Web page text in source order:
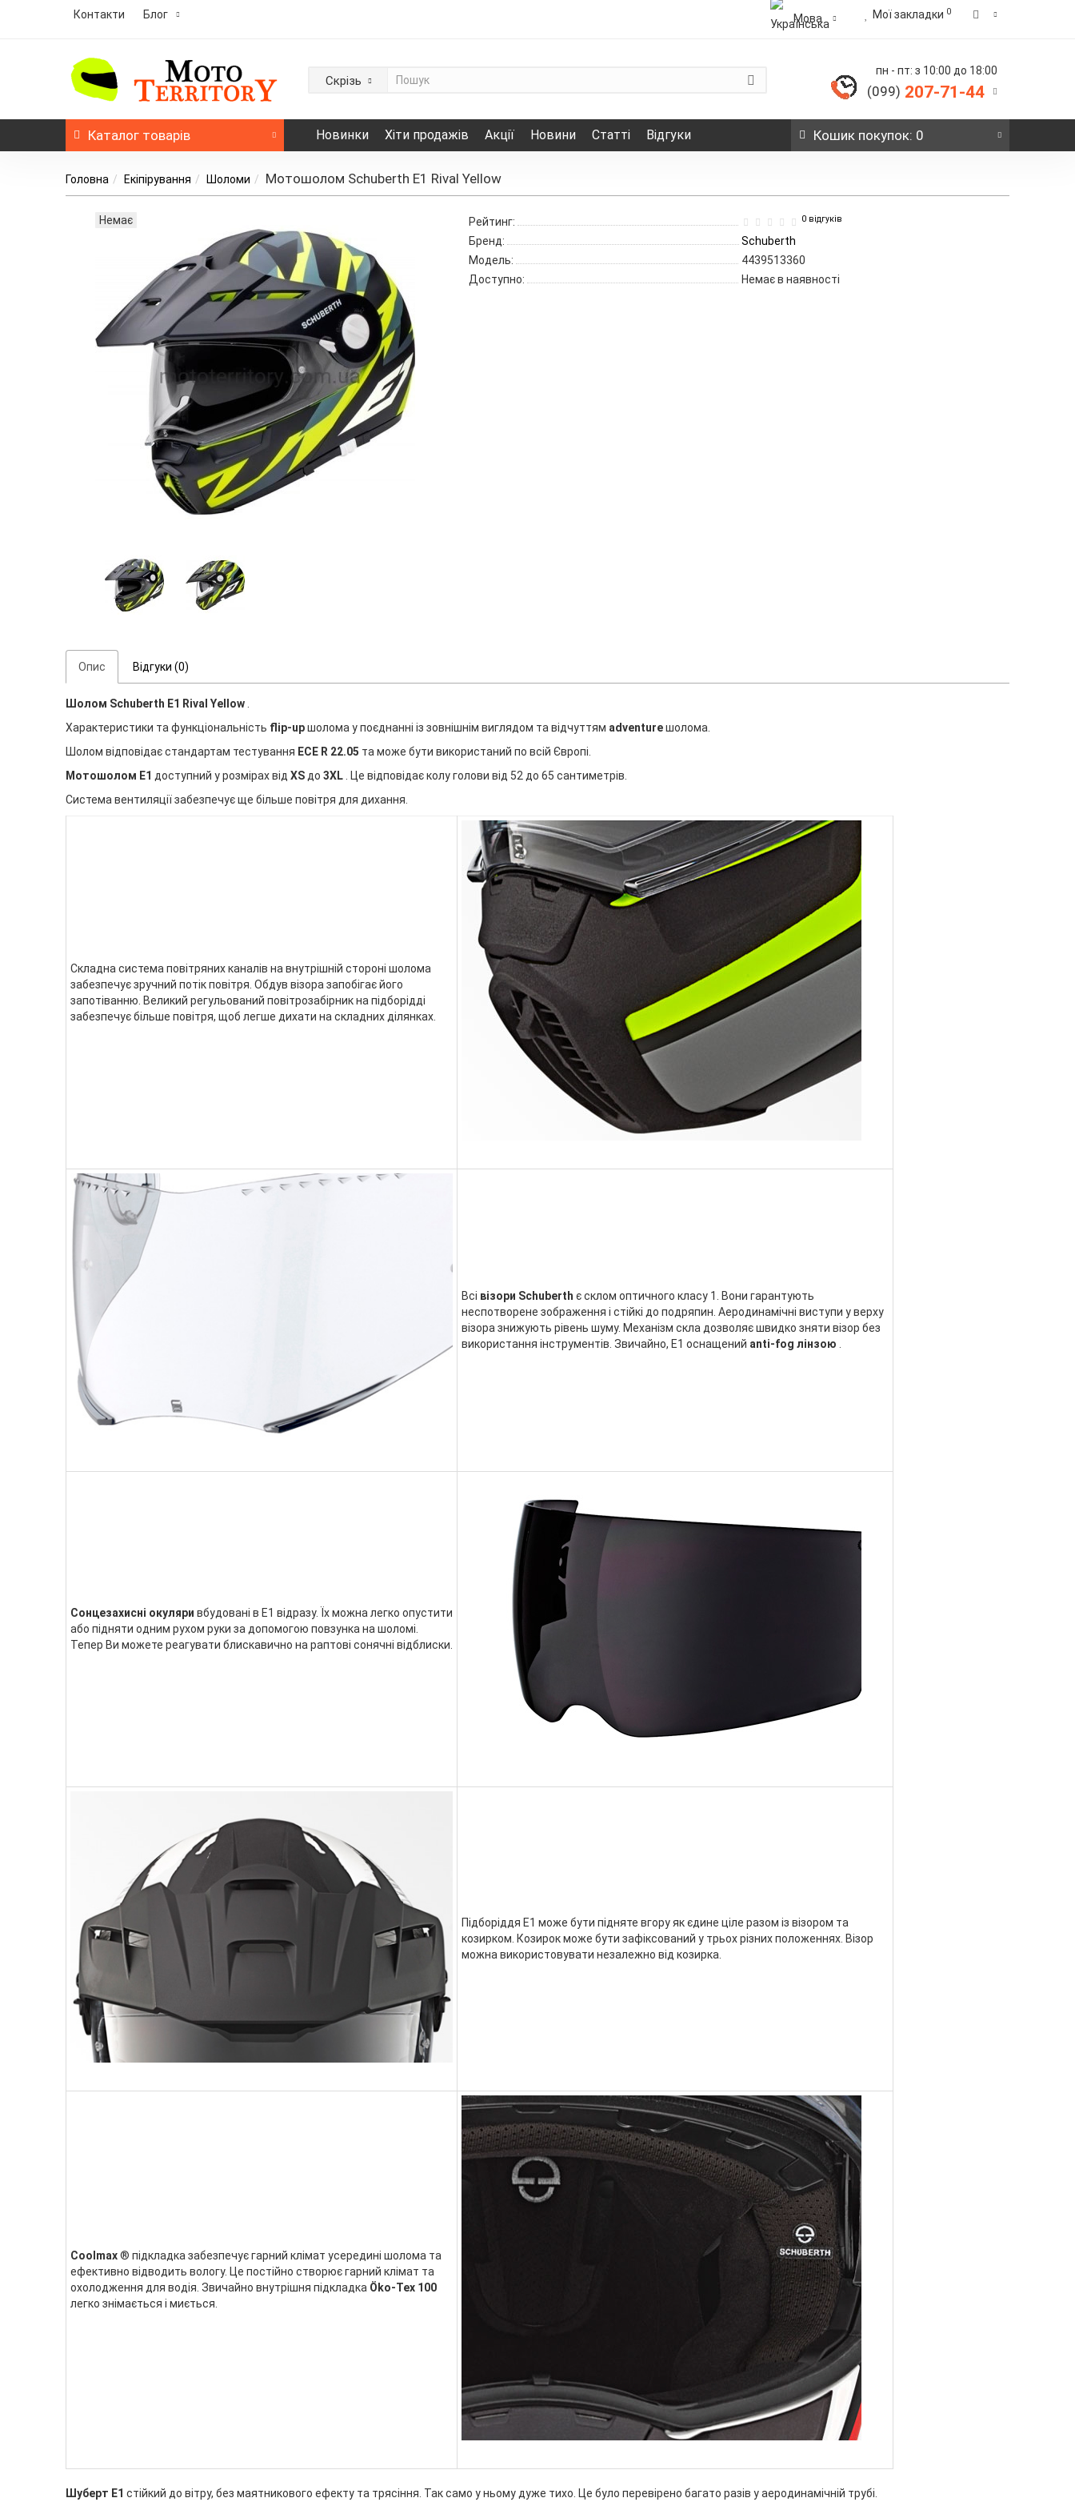
Контакти Блог Мова Мої закладки 0
Скрізь
пн - пт: з 10:00 до 18:00
(099) 207-71-44
Каталог товарів Новинки Хіти продажів Акції Новини Статті Відгуки Кошик покупок: 0
Головна Екіпірування Шоломи Мотошолом Schuberth E1 Rival Yellow
Немає Рейтинг: 0 відгуків
Бренд:
Schuberth
Модель:
4439513360
Доступно:
Немає в наявності
Опис Відгуки (0)
Шолом Schuberth E1 Rival Yellow
Характеристики та функціональність flip-upшолома у поєднанні із зовнішнім виглядом та відчуттям adventureшолома.
Шолом відповідає стандартам тестування ECE R 22.05 та може бути використаний по всій Європі.
Мотошолом E1 доступний у розмірах відXS до3XL . Це відповідає колу голови від 52 до 65 сантиметрів.
Система вентиляції забезпечує ще більше повітря для дихання.
Складна система повітряних каналів на внутрішній стороні шолома
забезпечує зручний потік повітря. Обдув візора запобігає його
запотіванню. Великий регульований повітрозабірник на підборідді
забезпечує більше повітря, щоб легше дихати на складних ділянках.
Всі візори Schuberth є склом оптичного класу 1. Вони гарантують
неспотворене зображення і стійкі до подряпин. Аеродинамічні виступи у верху
візора знижують рівень шуму. Механізм скла дозволяє швидко зняти візор без
використання інструментів. Звичайно, E1 оснащений anti-fog лінзою
Сонцезахисні окуляри вбудовані в E1 відразу. Їх можна легко опустити
або підняти одним рухом руки за допомогою повзунка на шоломі.
Тепер Ви можете реагувати блискавично на раптові сонячні відблиски.
Підборіддя E1 може бути підняте вгору як єдине ціле разом із візором та
козирком. Козирок може бути зафіксований у трьох різних положеннях. Візор
можна використовувати незалежно від козирка.
Coolmax® підкладка забезпечує гарний клімат усередині шолома та
ефективно відводить вологу. Це постійно створює гарний клімат та
охолодження для водія. Звичайно внутрішня підкладка Öko-Tex 100
легко знімається і миється.
Шуберт Е1 стійкий до вітру, без маятникового ефекту та трясіння. Так само у ньому дуже тихо. Це було перевірено багато разів у аеродинамічній трубі.